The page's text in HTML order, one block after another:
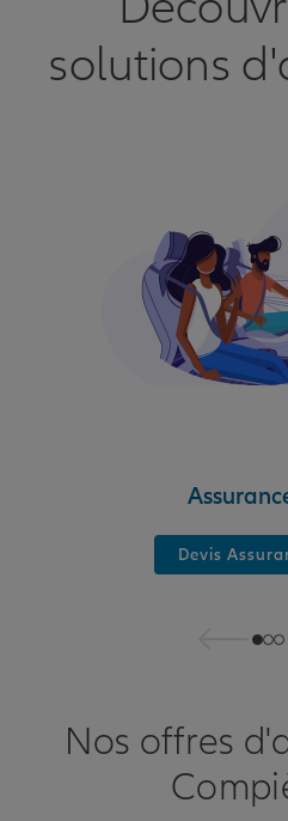
solutions
Devis
Nos offres